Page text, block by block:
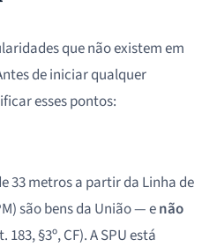
que não existem em
de iniciar qualquer
esses pontos:
33 metros a partir da Linha de
são bens da União — enão
183, §3º, CF). A SPU está